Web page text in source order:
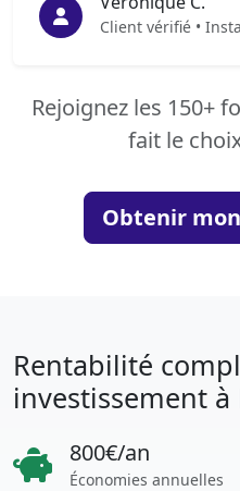
Client vérifié •
Rejoignez les 150+
fait le
Obtenir
Rentabilité
investissement à
800€/an
Économies annuelles